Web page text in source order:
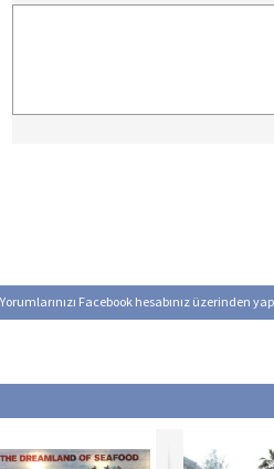
Yorumlarınızı Facebook hesabınız üzerinden